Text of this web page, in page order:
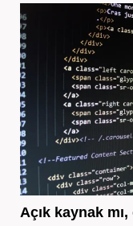
Açık kaynak mı,